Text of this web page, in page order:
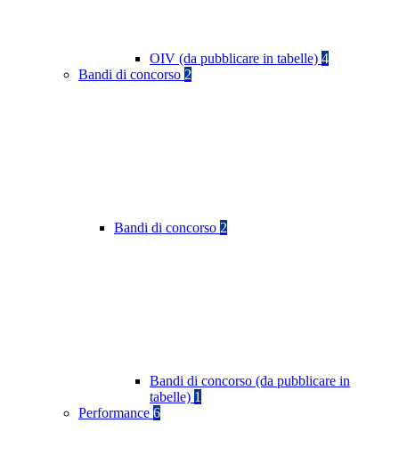
OIV (da pubblicare in tabelle) 4
Bandi di concorso 2
Bandi di concorso 2
Bandi di concorso (da pubblicare in
tabelle) 1
Performance 6